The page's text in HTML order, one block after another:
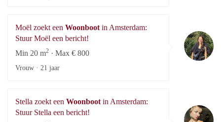
Moël zoekt een Woonboot in Amsterdam:
Stuur Moël een bericht!
Min 20 m2 · Max € 800
Vrouw · 21 jaar
Stella zoekt een Woonboot in Amsterdam:
Stuur Stella een bericht!